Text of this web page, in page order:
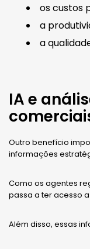
os custos
a
a
IA e
Outro benefício
informações
Como os agentes
passa a ter acesso
Além disso, essas